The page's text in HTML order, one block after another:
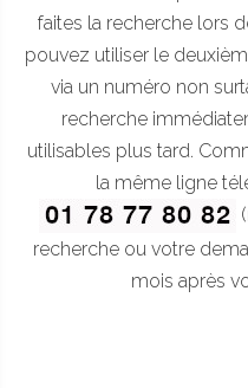
faites la recherche lors
pouvez utiliser le
via un numéro non
recherche
utilisables plus tard.
la même ligne
recherche ou votre
mois après